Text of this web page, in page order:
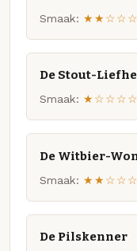
Smaak: ★★☆☆☆
De Stout-
Smaak: ★☆☆☆☆
De Witbier-
Smaak: ★★☆☆☆
De Pilskenner